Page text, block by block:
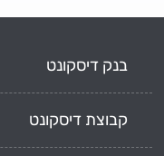
בנק דיסקונט
קבוצת דיסקונט